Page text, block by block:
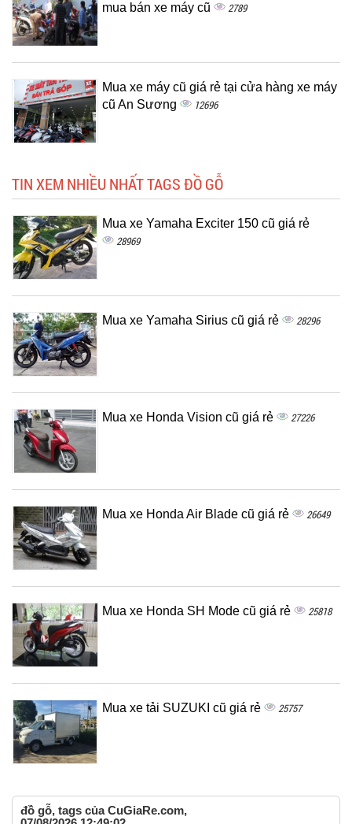
mua bán xe máy cũ
2789
Mua xe máy cũ giá rẻ tại cửa hàng xe máy
cũ An Sương
12696
TIN XEM NHIỀU NHẤT TAGS ĐỒ GỖ
Mua xe Yamaha Exciter 150 cũ giá rẻ
28969
Mua xe Yamaha Sirius cũ giá rẻ 28296
Mua xe Honda Vision cũ giá rẻ 27226
Mua xe Honda Air Blade cũ giá rẻ 26649
Mua xe Honda SH Mode cũ giá rẻ 25818
Mua xe tải SUZUKI cũ giá rẻ 25757
đồ gỗ, tags của CuGiaRe.com,